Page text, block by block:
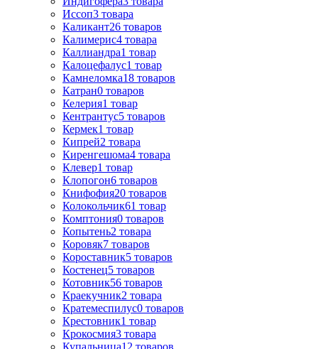
Иссоп3 товара
Каликант26 товаров
Калимерис4 товара
Каллиандра1 товар
Калоцефалус1 товар
Камнеломка18 товаров
Катран0 товаров
Келерия1 товар
Кентрантус5 товаров
Кермек1 товар
Кипрей2 товара
Киренгешома4 товара
Клевер1 товар
Клопогон6 товаров
Книфофия20 товаров
Колокольчик61 товар
Комптония0 товаров
Копытень2 товара
Коровяк7 товаров
Короставник5 товаров
Костенец5 товаров
Котовник56 товаров
Краекучник2 товара
Кратемеспилус0 товаров
Крестовник1 товар
Крокосмия3 товара
Купальница12 товаров